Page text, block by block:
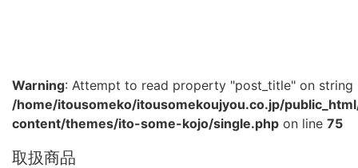
Warning: Attempt to read property "post_title" on string
/home/itousomeko/itousomekoujyou.co.jp/
content/themes/ito-some-kojo/single.php on line 75
取扱商品